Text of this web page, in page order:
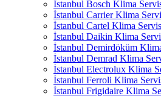
İstanbul Bosch Klima
İstanbul Carrier Klima
İstanbul Cartel Klima
İstanbul Daikin Klima
İstanbul Demirdöküm
İstanbul Demrad Klima
İstanbul Electrolux Klima
İstanbul Ferroli Klima
İstanbul Frigidaire Klima